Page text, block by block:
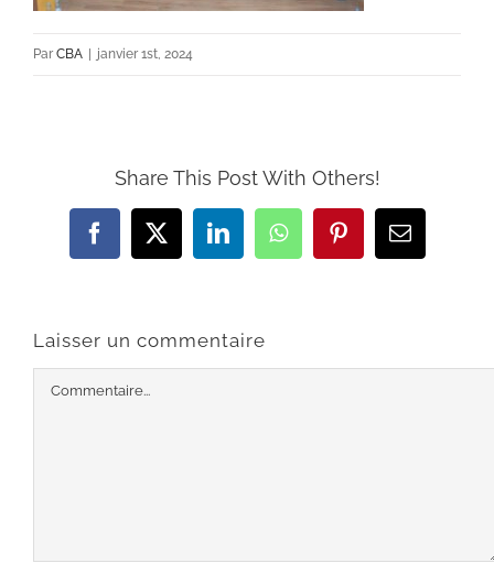
Par CBA | janvier 1st, 2024
Share This Post With Others!
Facebook
X LinkedInWhatsAppPinterestEmail
Laisser un commentaire
Commentaire